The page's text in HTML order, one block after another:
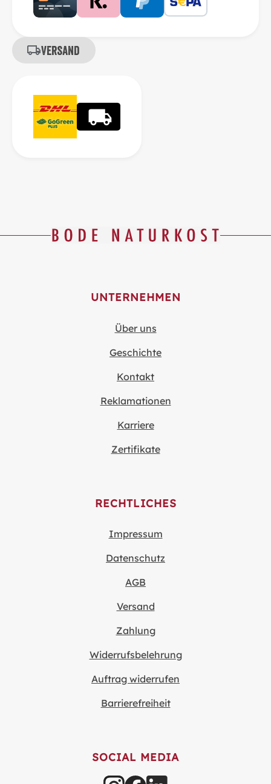
Versand
UNTERNEHMEN
Über uns
Geschichte
Kontakt
Reklamationen
Karriere
Zertifikate
RECHTLICHES
Impressum
Datenschutz
AGB
Versand
Zahlung
Widerrufsbelehrung
Auftrag widerrufen
Barrierefreiheit
SOCIAL MEDIA